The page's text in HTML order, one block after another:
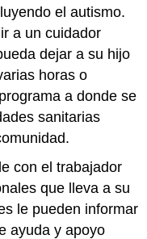
el autismo.
a un cuidador
dejar a su hijo
horas o
a donde se
sanitarias
con el trabajador
que lleva a su
le pueden informar
ayuda y apoyo